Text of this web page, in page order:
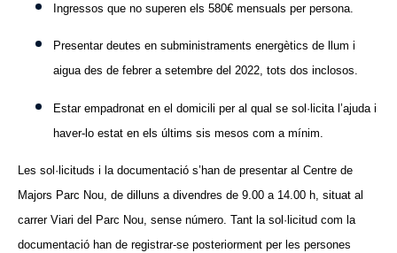
Ingressos que no superen els 580€ mensuals per persona.
Presentar deutes en subministraments energètics de llum i
aigua des de febrer a setembre del 2022, tots dos inclosos.
Estar empadronat en el domicili per al qual se sol·licita l’ajuda i
haver-lo estat en els últims sis mesos com a mínim.
Les sol·licituds i la documentació s’han de presentar al Centre de
Majors Parc Nou, de dilluns a divendres de 9.00 a 14.00 h, situat al
carrer Viari del Parc Nou, sense número. Tant la sol·licitud com la
documentació han de registrar-se posteriorment per les persones